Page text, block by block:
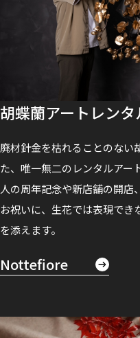
胡蝶蘭アートレン
廃材針金を枯れることのない
た、唯一無二のレンタルアー
人の周年記念や新店舗の開店
お祝いに、生花では表現で
を添えます。
Nottefiore